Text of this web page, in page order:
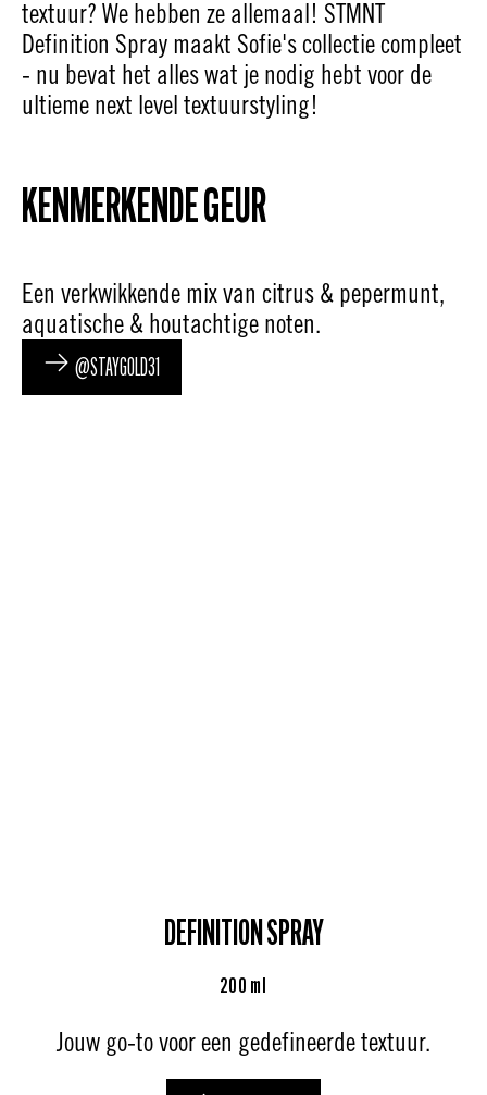
textuur? We hebben ze allemaal! STMNT
Definition Spray maakt Sofie's collectie compleet
- nu bevat het alles wat je nodig hebt voor de
ultieme next level textuurstyling!
KENMERKENDE GEUR
Een verkwikkende mix van citrus & pepermunt,
aquatische & houtachtige noten.
@STAYGOLD31
DEFINITION SPRAY
200 ml
Jouw go-to voor een gedefineerde textuur.